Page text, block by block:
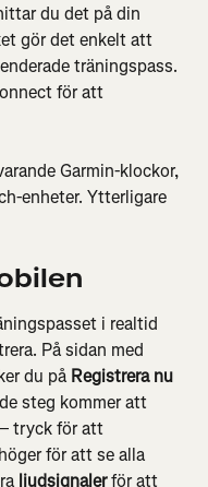
du det på din
gör det enkelt att
träningspass.
för att
Garmin-klockor,
enheter. Ytterligare
i realtid
På sidan med
du på Registrera nu
steg kommer att
tryck för att
för att se alla
ljudsignaler för att